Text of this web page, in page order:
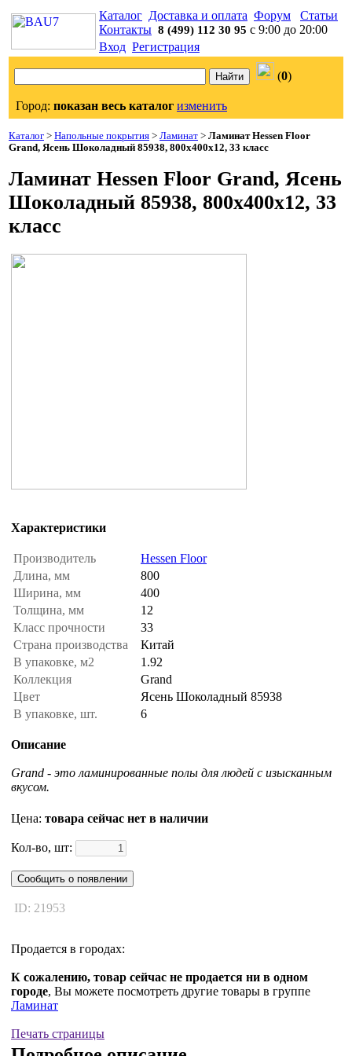
Каталог Доставка и оплата Форум
Статьи
Контакты 8 (499) 112 30 95 с 9:00 до 20:00
Вход Регистрация
(0)
Город: показан весь каталог изменить
Каталог > Напольные покрытия > Ламинат > Ламинат Hessen Floor
Grand, Ясень Шоколадный 85938, 800x400x12, 33 класс
Ламинат Hessen Floor Grand, Ясень
Шоколадный 85938, 800x400x12, 33
класс
Характеристики
Производитель
Hessen Floor
Длина, мм
800
Ширина, мм
400
Толщина, мм
12
Класс прочности
33
Страна производства
Китай
В упаковке, м2
1.92
Коллекция
Grand
Цвет
Ясень Шоколадный 85938
В упаковке, шт.
6
Описание
Grand - это ламинированные полы для людей с изысканным
вкусом.
Цена: товара сейчас нет в наличии
Кол-во, шт:
Сообщить о появлении
ID: 21953
Продается в городах:
К сожалению, товар сейчас не продается ни в одном
городе, Вы можете посмотреть другие товары в группе
Ламинат
Печать страницы